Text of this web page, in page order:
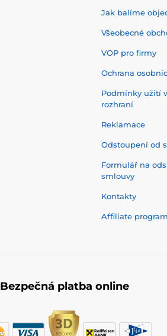
Jak balíme
Všeobecné
VOP pro firmy
Ochrana
Podmínky užití
rozhraní
Reklamace
Odstoupení od
Formulář na
smlouvy
Kontakty
Affiliate program
Bezpečná platba online